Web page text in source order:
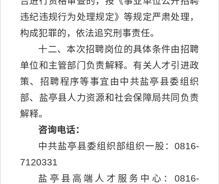
违纪违规行为处理规定》等规定严肃处理，
构成犯罪的，依法追究刑事责任。
十二、本次招聘岗位的具体条件由招聘
单位和主管部门负责解释。有关人才引进政
策、招聘程序等事宜由中共盐亭县委组织
部、盐亭县人力资源和社会保障局共同负责
解释。
咨询电话：
中共盐亭县委组织部组织一股：0816-
7120331
盐亭县高端人才服务中心：0816-